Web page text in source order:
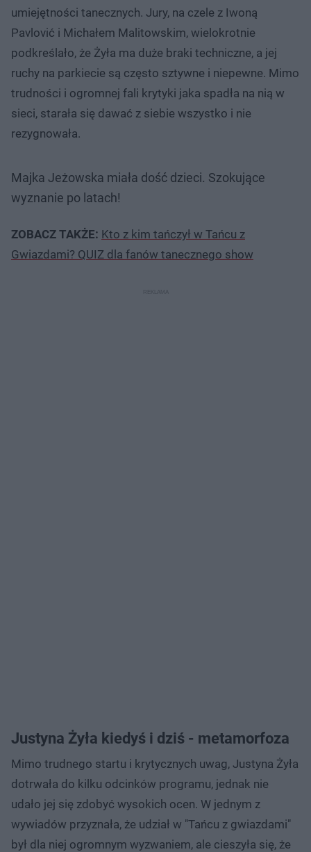
umiejętności tanecznych. Jury, na czele z Iwoną
Pavlović i Michałem Malitowskim, wielokrotnie
podkreślało, że Żyła ma duże braki techniczne, a jej
ruchy na parkiecie są często sztywne i niepewne. Mimo
trudności i ogromnej fali krytyki jaka spadła na nią w
sieci, starała się dawać z siebie wszystko i nie
rezygnowała.
Majka Jeżowska miała dość dzieci. Szokujące
wyznanie po latach!
ZOBACZ TAKŻE: Kto z kim tańczył w Tańcu z
Gwiazdami? QUIZ dla fanów tanecznego show
Justyna Żyła kiedyś i dziś - metamorfoza
Mimo trudnego startu i krytycznych uwag, Justyna Żyła
dotrwała do kilku odcinków programu, jednak nie
udało jej się zdobyć wysokich ocen. W jednym z
wywiadów przyznała, że udział w "Tańcu z gwiazdami"
był dla niej ogromnym wyzwaniem, ale cieszyła się, że